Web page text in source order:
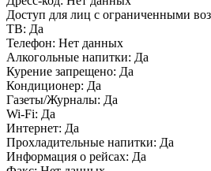
Доступ для лиц с ограниченными
ТВ: Да
Телефон: Нет данных
Алкогольные напитки: Да
Курение запрещено: Да
Кондиционер: Да
Газеты/Журналы: Да
Wi-Fi: Да
Интернет: Да
Прохладительные напитки: Да
Информация о рейсах: Да